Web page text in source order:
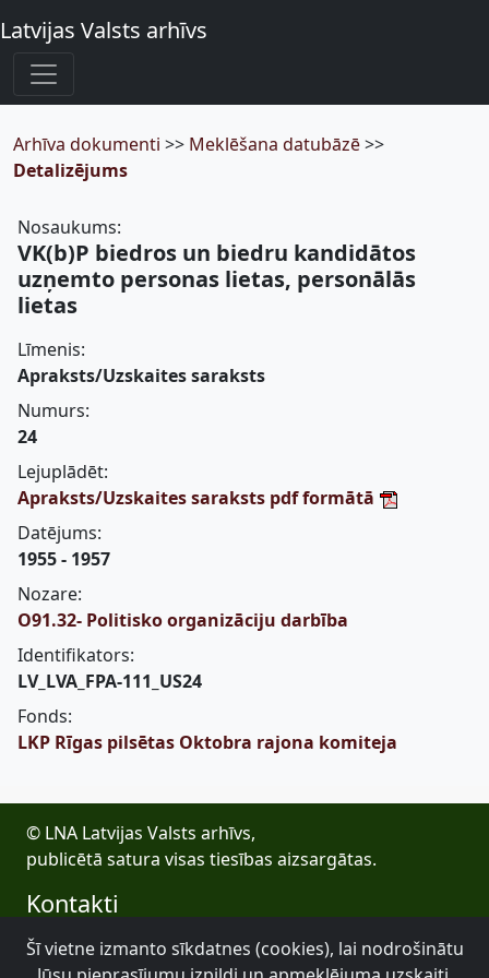
Latvijas Valsts arhīvs
Arhīva dokumenti >> Meklēšana datubāzē>>
Detalizējums
Nosaukums:
VK(b)P biedros un biedru kandidātos
uzņemto personas lietas, personālās
lietas
Līmenis:
Apraksts/Uzskaites saraksts
Numurs:
24
Lejuplādēt:
Apraksts/Uzskaites saraksts pdf formātā
Datējums:
1955 - 1957
Nozare:
O91.32- Politisko organizāciju darbība
Identifikators:
LV_LVA_FPA-111_US24
Fonds:
LKP Rīgas pilsētas Oktobra rajona komiteja
© LNA Latvijas Valsts arhīvs,
publicētā satura visas tiesības aizsargātas.
Kontakti
E-pasts: lva@arhivi.gov.lv
Tālrunis: +371 20027447
Šī vietne izmanto sīkdatnes (cookies), lai nodrošinātu